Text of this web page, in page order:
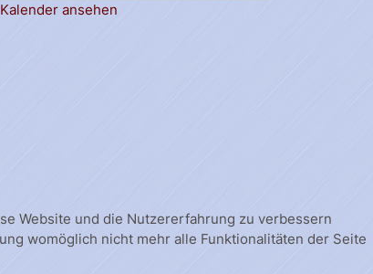
ansehen
Website und die Nutzererfahrung zu verbessern
womöglich nicht mehr alle Funktionalitäten der Seite